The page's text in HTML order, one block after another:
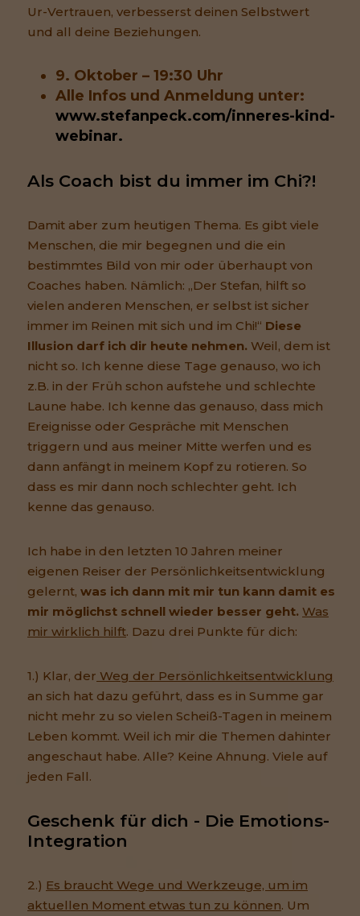
Ur-Vertrauen, verbesserst deinen Selbstwert
und all deine Beziehungen.
9. Oktober – 19:30 Uhr
Alle Infos und Anmeldung unter:
www.stefanpeck.com/inneres-kind-
webinar.
Als Coach bist du immer im Chi?!
Damit aber zum heutigen Thema. Es gibt viele
Menschen, die mir begegnen und die ein
bestimmtes Bild von mir oder überhaupt von
Coaches haben. Nämlich: „Der Stefan, hilft so
vielen anderen Menschen, er selbst ist sicher
immer im Reinen mit sich und im Chi!“ Diese
Illusion darf ich dir heute nehmen. Weil, dem ist
nicht so. Ich kenne diese Tage genauso, wo ich
z.B. in der Früh schon aufstehe und schlechte
Laune habe. Ich kenne das genauso, dass mich
Ereignisse oder Gespräche mit Menschen
triggern und aus meiner Mitte werfen und es
dann anfängt in meinem Kopf zu rotieren. So
dass es mir dann noch schlechter geht. Ich
kenne das genauso.
Ich habe in den letzten 10 Jahren meiner
eigenen Reiser der Persönlichkeitsentwicklung
gelernt, was ich dann mit mir tun kann damit es
mir möglichst schnell wieder besser geht. Was
mir wirklich hilft. Dazu drei Punkte für dich:
1.) Klar, der Weg der Persönlichkeitsentwicklung
an sich hat dazu geführt, dass es in Summe gar
nicht mehr zu so vielen Scheiß-Tagen in meinem
Leben kommt. Weil ich mir die Themen dahinter
angeschaut habe. Alle? Keine Ahnung. Viele auf
jeden Fall.
Geschenk für dich - Die Emotions-
Integration
2.) Es braucht Wege und Werkzeuge, um im
aktuellen Moment etwas tun zu können. Um